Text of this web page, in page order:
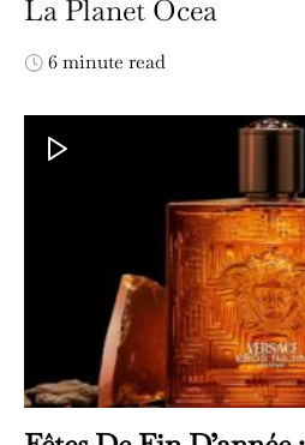
La Planet Ocea
6 minute read